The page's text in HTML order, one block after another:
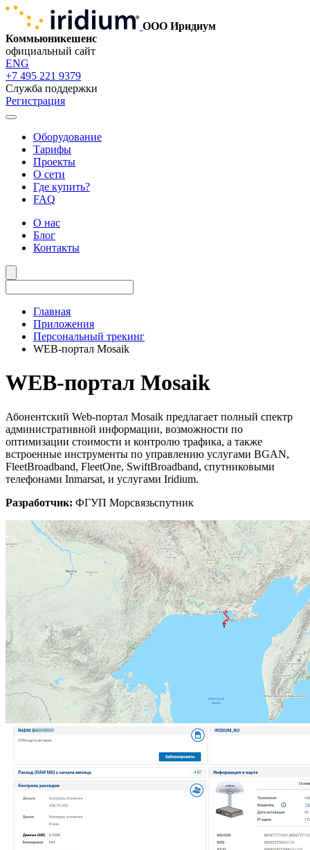
ООО Иридиум
Коммьюникешенс
официальный сайт
ENG
+7 495 221 9379
Служба поддержки
Регистрация
Оборудование
Тарифы
Проекты
О сети
Где купить?
FAQ
О нас
Блог
Контакты
Главная
Приложения
Персональный трекинг
WEB-портал Mosaik
WEB-портал Mosaik
Абонентский Web-портал Mosaik предлагает полный спектр
административной информации, возможности по
оптимизации стоимости и контролю трафика, а также
встроенные инструменты по управлению услугами BGAN,
FleetBroadband, FleetOne, SwiftBroadband, спутниковыми
телефонами Inmarsat, и услугами Iridium.
Разработчик: ФГУП Морсвязьспутник